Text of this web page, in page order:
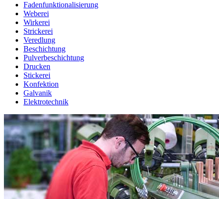
Fadenfunktionalisierung
Weberei
Wirkerei
Strickerei
Veredlung
Beschichtung
Pulverbeschichtung
Drucken
Stickerei
Konfektion
Galvanik
Elektrotechnik